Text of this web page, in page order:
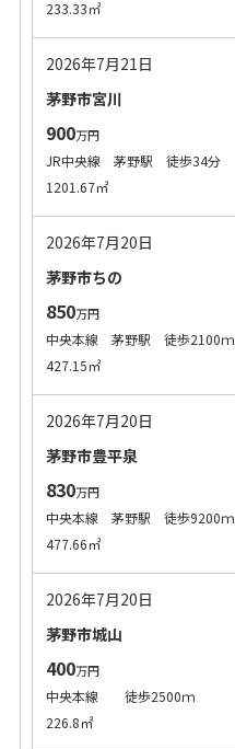
233.33㎡
2026年7月21日
茅野市宮川
900万円
JR中央線 茅野駅 徒歩34分
1201.67㎡
2026年7月20日
茅野市ちの
850万円
中央本線 茅野駅 徒歩2100ｍ
427.15㎡
2026年7月20日
茅野市豊平泉
830万円
中央本線 茅野駅 徒歩9200ｍ
477.66㎡
2026年7月20日
茅野市城山
400万円
中央本線 徒歩2500ｍ
226.8㎡